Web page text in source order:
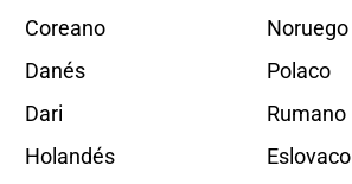
Coreano
Danés
Dari
Holandés
Noruego
Polaco
Rumano
Eslovaco